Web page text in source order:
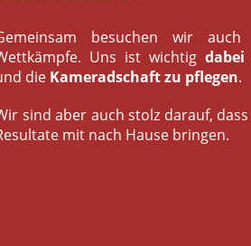
besuchen wir auch
Uns ist wichtig
die Kameradschaft zu pflegen.
sind aber auch stolz darauf,
mit nach Hause bringen.